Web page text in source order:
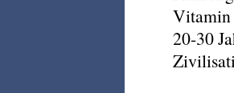
Vitamin
20-30